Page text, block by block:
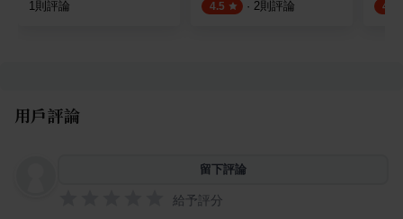
1則評論 4.5 · 2則評論 4.5
用戶評論
留下評論
給予評分